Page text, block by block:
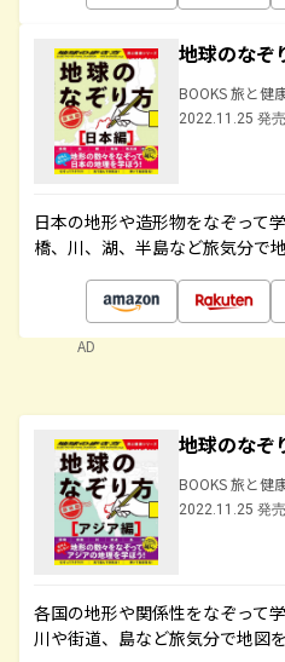
地球のな
BOOKS 旅と健
2022.11.25 発売
日本の地形や造形物をなぞって
橋、川、湖、半島など旅気分で
AD
地球のな
BOOKS 旅と健
2022.11.25 発売
各国の地形や関係性をなぞって
川や街道、島など旅気分で地図